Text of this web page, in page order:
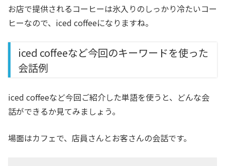
お店で提供されるコーヒーは氷入りのしっかり冷たいコー
ヒーなので、iced coffeeになりますね。
iced coffeeなど今回のキーワードを使った
会話例
iced coffeeなど今回ご紹介した単語を使うと、どんな会
話ができるか見てみましょう。
場面はカフェで、店員さんとお客さんの会話です。